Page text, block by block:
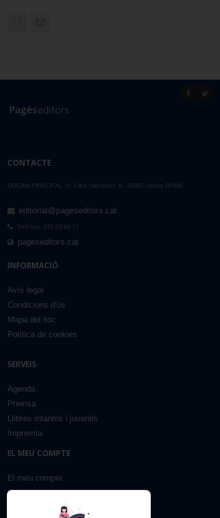
CONTACTE
OFICINA PRINCIPAL : c/ Sant Salvador, 8 - 25005 Lleida SPAIN
editorial@pageseditors.cat
Telèfon: 973 23 66 11
pageseditors.cat
INFORMACIÓ
Avís legal
Condicions d'ús
Mapa del lloc
Política de cookies
SERVEIS
Agenda
Premsa
Llibres infantils i juvenils
Impremta
EL MEU COMPTE
El meu compte
Sobre nosaltres
Cerca Avançada